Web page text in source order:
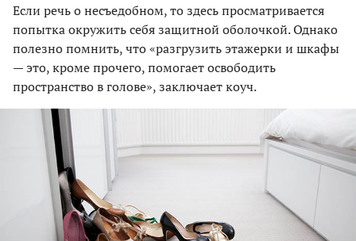
Если речь о несъедобном, то здесь просматривается
попытка окружить себя защитной оболочкой. Однако
полезно помнить, что «разгрузить этажерки и шкафы
— это, кроме прочего, помогает освободить
пространство в голове», заключает коуч.